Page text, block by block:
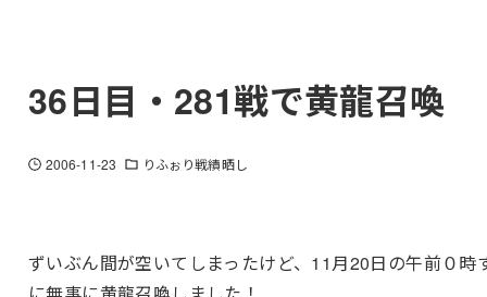
36日目・281戦で黄龍召喚
2006-11-23 りふぉり戦績晒し
ずいぶん間が空いてしまったけど、11月20日の午前０時